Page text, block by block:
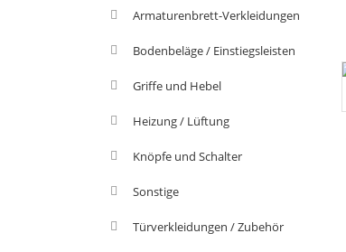
Armaturenbrett-Verkleidungen
Bodenbeläge / Einstiegsleisten
Griffe und Hebel
Heizung / Lüftung
Knöpfe und Schalter
Sonstige
Türverkleidungen / Zubehör